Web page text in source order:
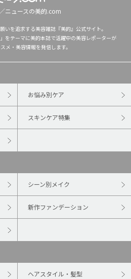
ニュースの美的.com
いを追求する美容雑誌『美的』公式サイト。
をテーマに美的本誌で活躍中の美容レポーターが
メ・美容情報を発信します。
お悩み別ケア
スキンケア特集
シーン別メイク
新作ファンデーション
ヘアスタイル・髪型